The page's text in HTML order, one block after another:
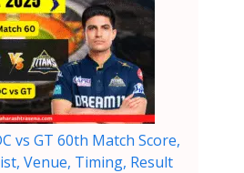
vs GT 60th Match Score,
Venue, Timing, Result